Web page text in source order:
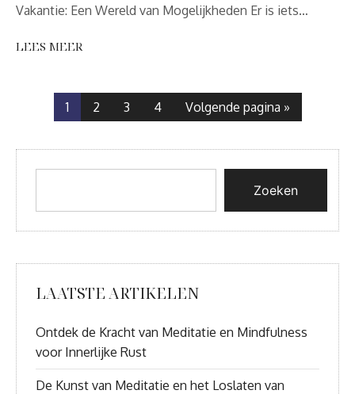
Vakantie: Een Wereld van Mogelijkheden Er is iets…
LEES MEER
1 2 3 4 Volgende pagina »
Zoeken
LAATSTE ARTIKELEN
Ontdek de Kracht van Meditatie en Mindfulness
voor Innerlijke Rust
De Kunst van Meditatie en het Loslaten van